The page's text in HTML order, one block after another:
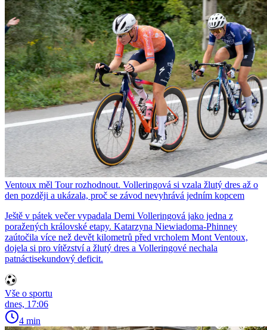
Ventoux měl Tour rozhodnout. Volleringová si vzala žlutý dres až o
den později a ukázala, proč se závod nevyhrává jedním kopcem
Ještě v pátek večer vypadala Demi Volleringová jako jedna z
poražených královské etapy. Katarzyna Niewiadoma-Phinney
zaútočila více než devět kilometrů před vrcholem Mont Ventoux,
dojela si pro vítězství a žlutý dres a Volleringové nechala
patnáctisekundový deficit.
Vše o sportu
dnes, 17:06
4 min